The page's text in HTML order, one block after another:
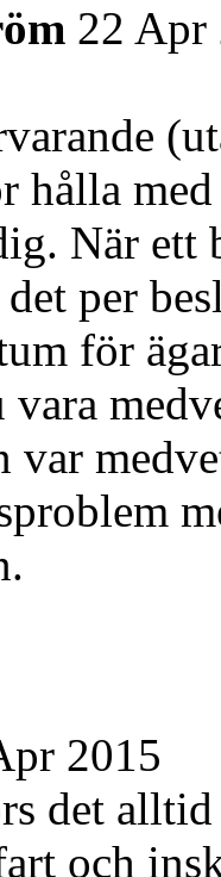
22 Apr
hålla
När ett
det per
för
var
2015
det
och